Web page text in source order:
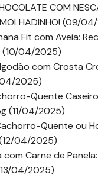
COM
MOLHADINHO! (09/
Fit com Aveia:
(10/04/2025)
com Crosta
2025)
Quente
(11/04/2025)
Quente ou
04/2025)
com Carne de
04/2025)